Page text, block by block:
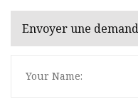
Envoyer une